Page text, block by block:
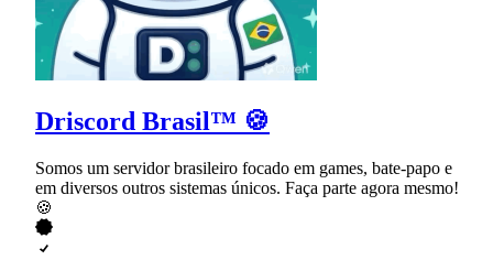
Driscord Brasil™ 🍪
Somos um servidor brasileiro focado em games, bate-papo e
em diversos outros sistemas únicos. Faça parte agora mesmo!
🍪